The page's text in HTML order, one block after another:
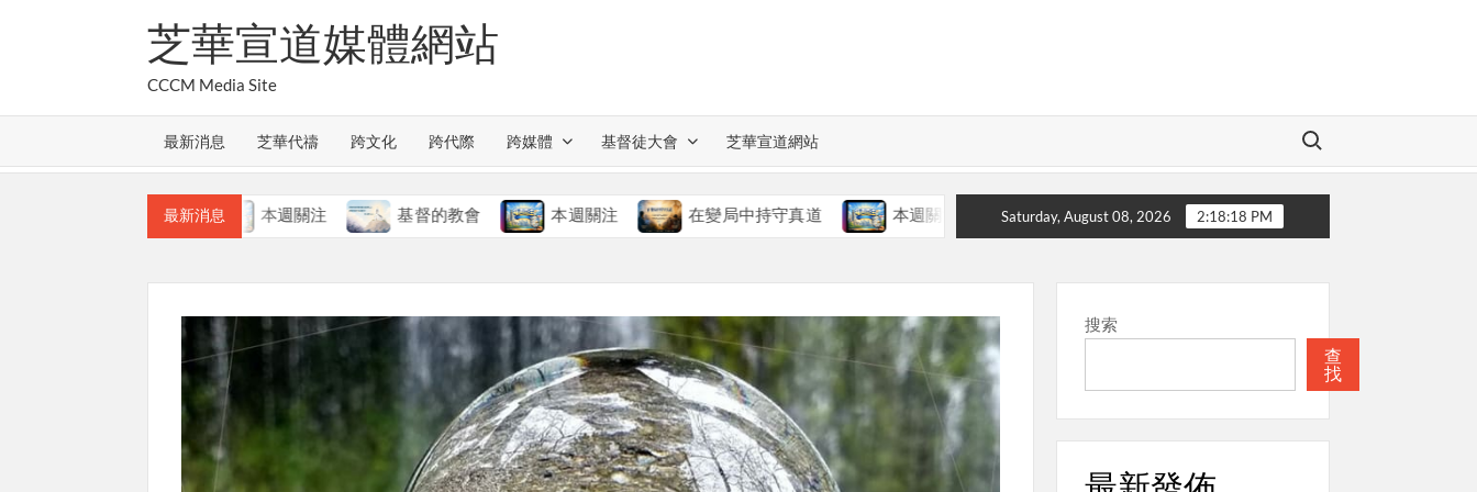
芝華宣道媒體網站
CCCM Media Site
最新消息 芝華代禱 跨文化 跨代際 跨媒體 基督徒大會 芝華宣道網站
Search for:
最新消息
本週關注 基督的教會 本週關注 在變局中持守真道 本週關注 慈愛的神 本週關注 聖經
Saturday, August 08, 2026 2:18:19 PM
搜索
查
找